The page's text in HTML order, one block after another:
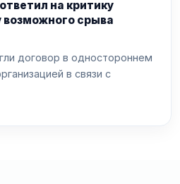
на критику
возможного срыва
договор в одностороннем
в связи с